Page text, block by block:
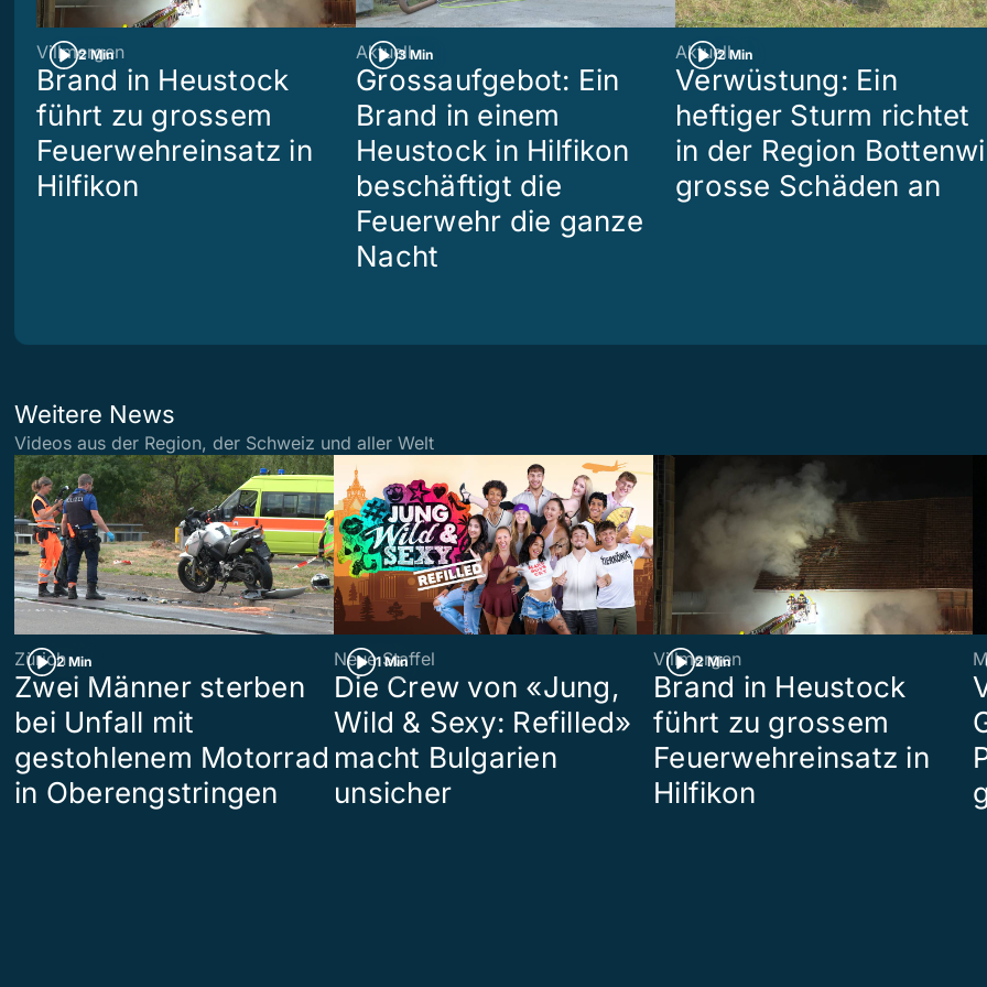
2 Min
Villmergen
Brand in Heustock
führt zu grossem
Feuerwehreinsatz in
Hilfikon
3 Min
Aktuell
Grossaufgebot: Ein
Brand in einem
Heustock in Hilfikon
beschäftigt die
Feuerwehr die ganze
Nacht
2 Min
Aktuell
Verwüstung: Ein
heftiger Sturm richtet
in der Region
grosse Schäden an
Weitere News
Videos aus der Region, der Schweiz und aller Welt
2 Min
Zürich
Zwei Männer sterben
bei Unfall mit
gestohlenem Motorrad
in Oberengstringen
1 Min
Neue Staffel
Die Crew von «Jung,
Wild & Sexy: Refilled»
macht Bulgarien
unsicher
2 Min
Villmergen
Brand in Heustock
führt zu grossem
Feuerwehreinsatz in
Hilfikon